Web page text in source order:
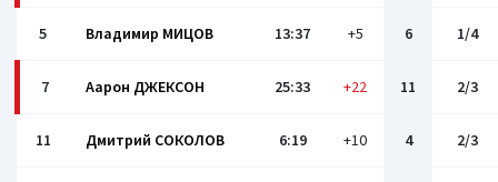
5 Владимир МИЦОВ 13:37 +5 6 1/4
7 Аарон ДЖЕКСОН 25:33 +22 11 2/3
11 Дмитрий СОКОЛОВ 6:19 +10 4 2/3